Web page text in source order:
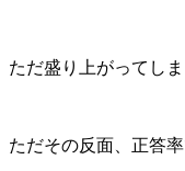
ただ盛り上がってし
ただその反面、正答